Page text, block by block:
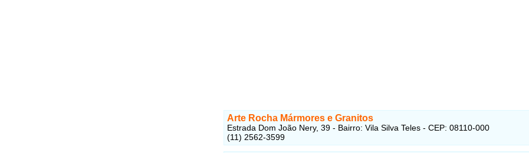
Arte Rocha Mármores e Granitos
Estrada Dom João Nery, 39 - Bairro: Vila Silva Teles - CEP: 08110-000
(11) 2562-3599